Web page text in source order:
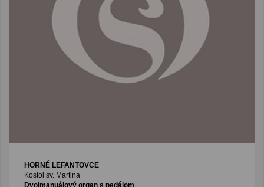
HORNÉ LEFANTOVCE
Kostol sv. Martina
Dvojmanuálový organ s pedálom